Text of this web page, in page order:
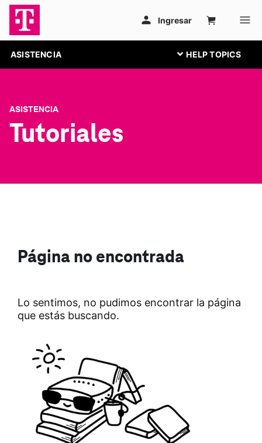
ASISTENCIA
ASISTENCIA
Tutoriales